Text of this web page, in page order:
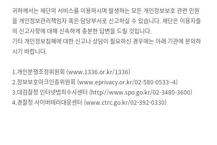
귀하께서는 재단의 서비스를 이용하시며 발생하는 모든 개인정보보호 관련 민원
을 개인정보관리책임자 혹은 담당부서로 신고하실 수 있습니다. 재단은 이용자들
의 신고사항에 대해 신속하게 충분한 답변을 드릴 것입니다.
기타 개인정보침해에 대한 신고나 상담이 필요하신 경우에는 아래 기관에 문의하
시기 바랍니다.
1.개인분쟁조정위원회 (www.1336.or.kr/1336)
2.정보보호마크인증위원회 (www.eprivacy.or.kr/02-580-0533~4)
3.대검찰청 인터넷범죄수사센터 (http://www.spo.go.kr/02-3480-3600)
4.경찰청 사이버테러대응센터 (www.ctrc.go.kr/02-392-0330)